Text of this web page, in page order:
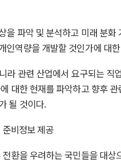
파악 및 분석하고 미래 분
역량을 개발할 것인가에 대
라 관련 산업에서 요구되는
대한 현재를 파악하고 향후
될 것이다.
비정보 제공
환을 우려하는 국민들을 대